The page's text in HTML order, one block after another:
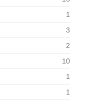
1
3
2
10
1
1